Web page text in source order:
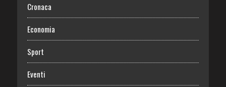
Cronaca
Economia
Sport
Eventi